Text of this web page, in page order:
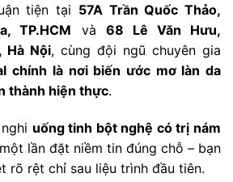
tiện tại 57A Trần Quốc Thảo,
TP.HCM và 68 Lê Văn Hưu,
Hà Nội, cùng đội ngũ chuyên gia
chính là nơi biến ước mơ làn da
thành hiện thực.
uống tinh bột nghệ có trị nám
lần đặt niềm tin đúng chỗ – bạn
rõ rệt chỉ sau liệu trình đầu tiên.